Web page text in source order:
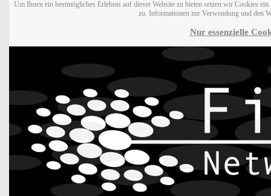
Um Ihnen ein bestmögliches Erlebnis auf dieser Website zu bieten setzen wir Cookies
zu. Informationen zur Verwendung und den
Nur essenzielle